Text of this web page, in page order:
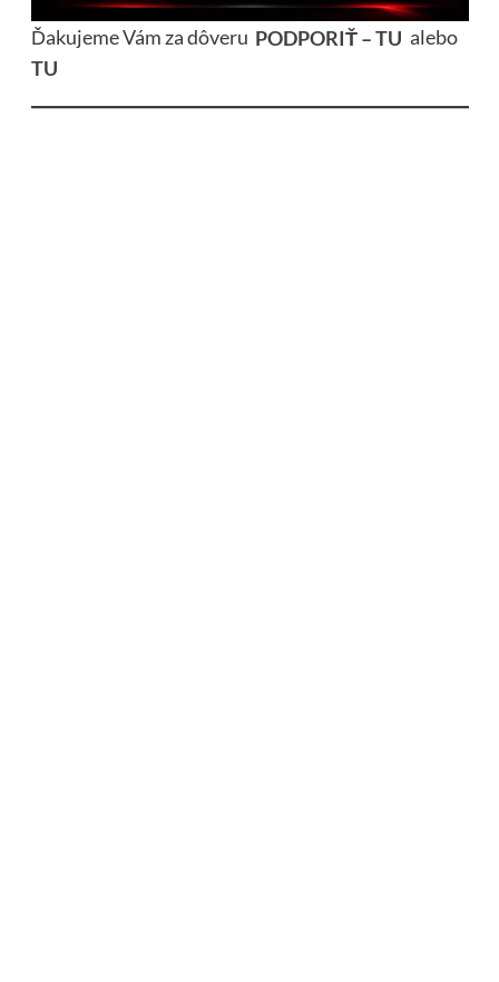
Ďakujeme Vám za dôveru PODPORIŤ – TU alebo
TU